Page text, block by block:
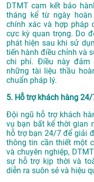
DTMT cam kết bảo
tháng kể từ ngày
chính xác và hợp pháp
cực kỳ quan trọng. Do
phát hiện sau khi sử
tiến hành điều chỉnh và
chi phí. Điều này đảm
những tài liệu thầu
chuẩn pháp lý.
5. Hỗ trợ khách hàng
Đội ngũ hỗ trợ khách
vụ bạn bất kể thời gian
hỗ trợ bạn 24/7 để giải
thông tin cần thiết một
và chuyên nghiệp,
sự hỗ trợ kịp thời và
diễn ra suôn sẻ và hiệu